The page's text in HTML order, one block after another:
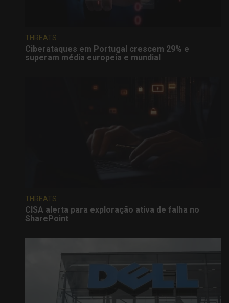
THREATS
Ciberataques em Portugal crescem 29% e
superam média europeia e mundial
THREATS
CISA alerta para exploração ativa de falha no
SharePoint